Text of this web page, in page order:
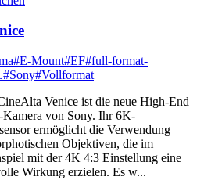
#E-Mount#EF#full-format-
#Sony#Vollformat
Venice ist die neue High-End
von Sony. Ihr 6K-
ermöglicht die Verwendung
Objektiven, die im
mit der 4K 4:3 Einstellung eine
Wirkung erzielen. Es w...